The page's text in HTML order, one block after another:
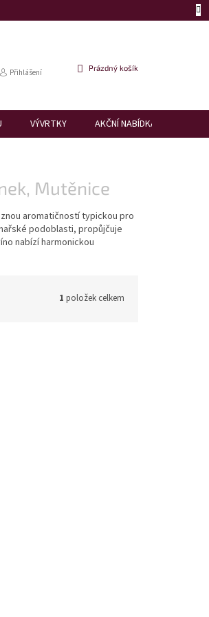
Přihlášení
NÁKUPNÍ
Prázdný košík
VÝVRTKY AKČNÍ NABÍDKA
Mutěnice
aromatičností typickou pro
podoblasti, propůjčuje
nabízí harmonickou
1 položek celkem